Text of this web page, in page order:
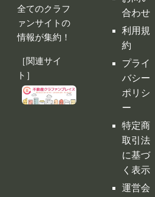
ァンサイトの
情報が集約！
［関連サイ
ト］
利用規
約
プライ
バシー
ポリシ
ー
特定商
取引法
に基づ
く表示
運営会
社